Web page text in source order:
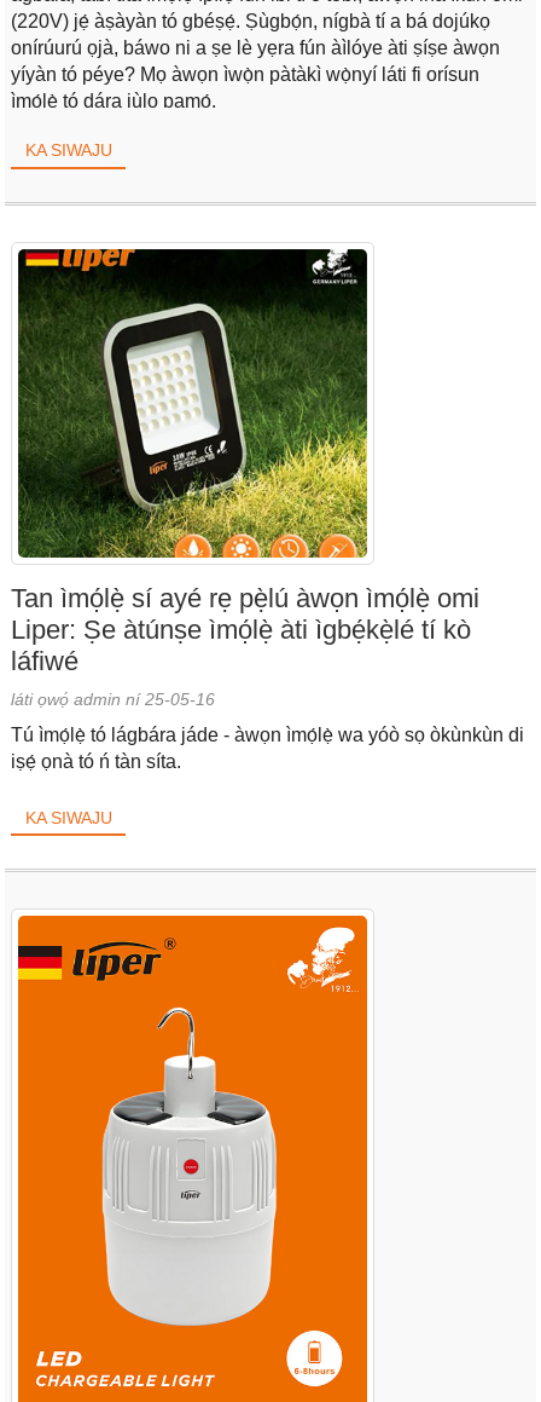
(220V) jẹ́ àṣàyàn tó gbéṣẹ́. Ṣùgbọ́n, nígbà tí a bá dojúkọ
onírúurú ọjà, báwo ni a ṣe lè yẹra fún àìlóye àti ṣíṣe àwọn
yíyàn tó péye? Mọ àwọn ìwọ̀n pàtàkì wọ̀nyí láti fi orísun
ìmọ́lẹ̀ tó dára jùlọ pamọ́.
KA SIWAJU
Tan ìmọ́lẹ̀ sí ayé rẹ pẹ̀lú àwọn ìmọ́lẹ̀ omi
Liper: Ṣe àtúnṣe ìmọ́lẹ̀ àti ìgbẹ́kẹ̀lé tí kò
láfiwé
láti ọwọ́ admin ní 25-05-16
Tú ìmọ́lẹ̀ tó lágbára jáde - àwọn ìmọ́lẹ̀ wa yóò sọ òkùnkùn di
iṣẹ́ ọnà tó ń tàn síta.
KA SIWAJU